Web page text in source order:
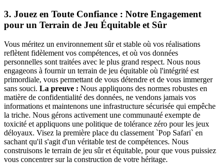
3. Jouez en Toute Confiance : Notre Engagement
pour un Terrain de Jeu Équitable et Sûr
Vous méritez un environnement sûr et stable où vos réalisations
reflètent fidèlement vos compétences, et où vos données
personnelles sont traitées avec le plus grand respect. Nous nous
engageons à fournir un terrain de jeu équitable où l'intégrité est
primordiale, vous permettant de vous détendre et de vous immerger
sans souci. La preuve : Nous appliquons des normes robustes en
matière de confidentialité des données, ne vendons jamais vos
informations et maintenons une infrastructure sécurisée qui empêche
la triche. Nous gérons activement une communauté exempte de
toxicité et appliquons une politique de tolérance zéro pour les jeux
déloyaux. Visez la première place du classement `Pop Safari` en
sachant qu'il s'agit d'un véritable test de compétences. Nous
construisons le terrain de jeu sûr et équitable, pour que vous puissiez
vous concentrer sur la construction de votre héritage.